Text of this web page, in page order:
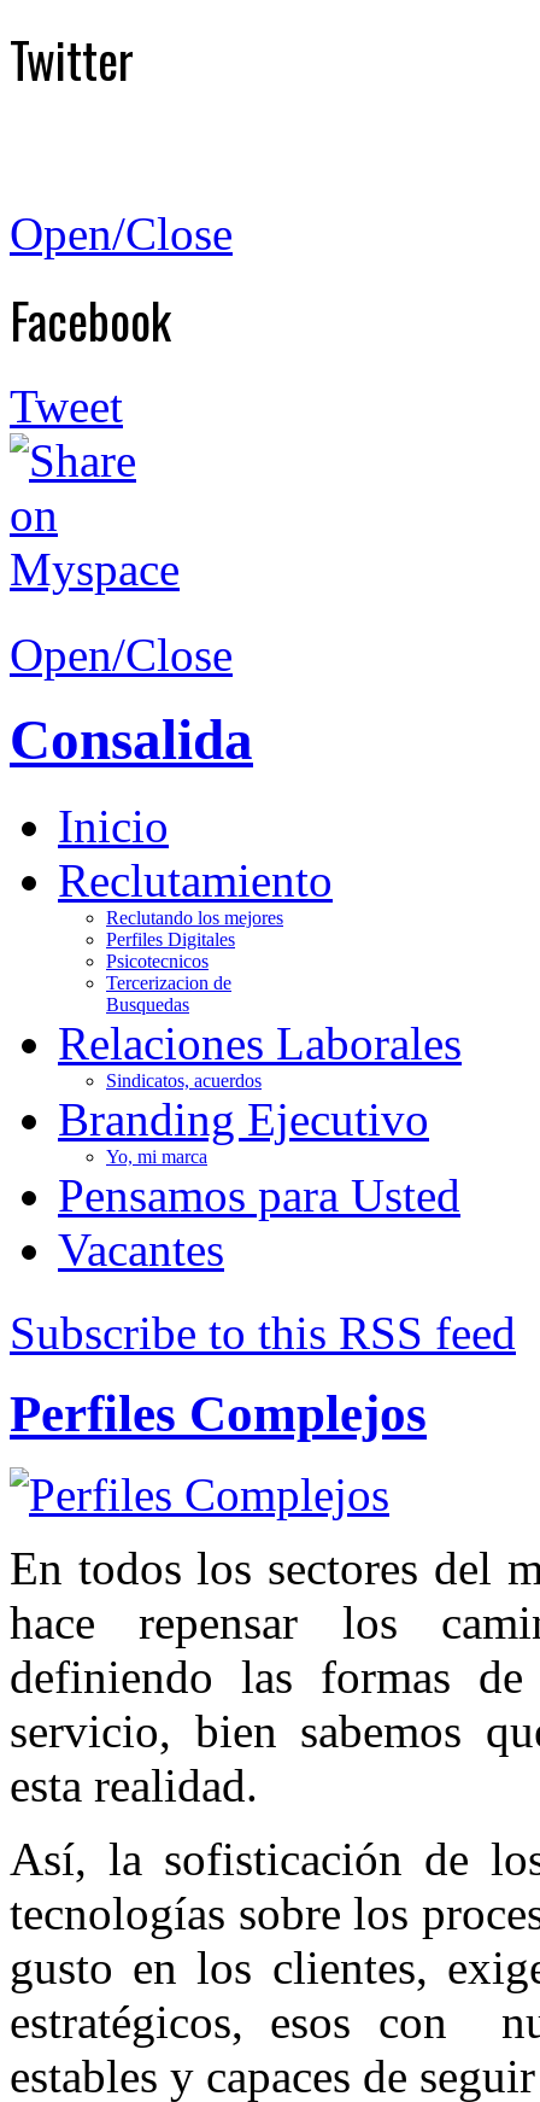
Twitter
Open/Close
Facebook
Tweet
Open/Close
Consalida
Inicio
Reclutamiento
Reclutando los mejores
Perfiles Digitales
Psicotecnicos
Tercerizacion de
Busquedas
Relaciones Laborales
Sindicatos, acuerdos
Branding Ejecutivo
Yo, mi marca
Pensamos para Usted
Vacantes
Subscribe to this RSS feed
Perfiles Complejos
En todos los sectores del
hace repensar los
definiendo las formas
servicio, bien sabemos
esta realidad.
Así, la sofisticación de
tecnologías sobre los
gusto en los clientes,
estratégicos, esos con
estables y capaces de